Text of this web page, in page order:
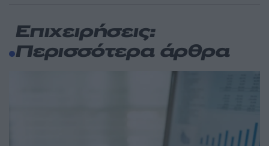
Επιχειρήσεις:
Περισσότερα άρθρα